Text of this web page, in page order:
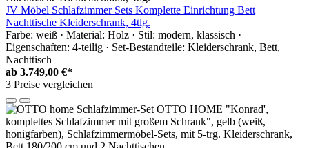
JV Möbel Schlafzimmer Sets Komplette Einrichtung Bett
Nachttische Kleiderschrank, 4tlg.
Farbe: weiß · Material: Holz · Stil: modern, klassisch ·
Eigenschaften: 4-teilig · Set-Bestandteile: Kleiderschrank, Bett,
Nachttisch
ab 3.749,00 €*
3 Preise vergleichen